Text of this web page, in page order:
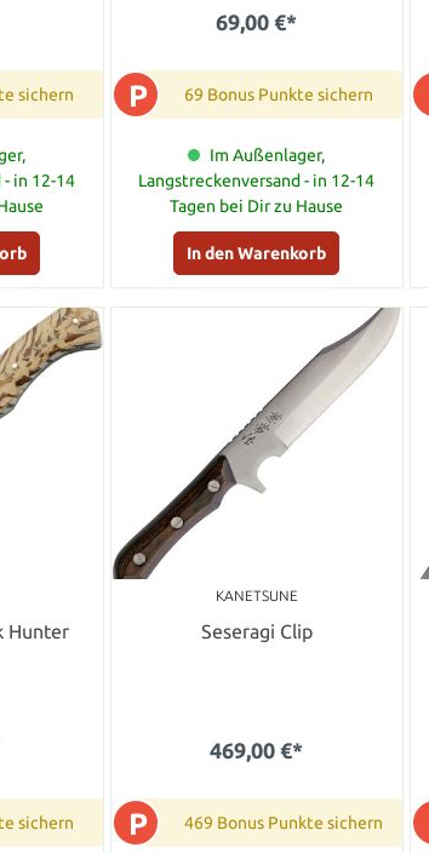
sichern
- in 12-14
69,00 €*
P 69 Bonus Punkte sichern
Im Außenlager,
Langstreckenversand - in 12-14
Tagen bei Dir zu Hause
In den Warenkorb
Hunter
sichern
KANETSUNE
Seseragi Clip
469,00 €*
P 469 Bonus Punkte sichern